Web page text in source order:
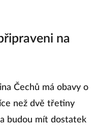
na
Čechů má obavy o
než dvě třetiny
budou mít dostatek